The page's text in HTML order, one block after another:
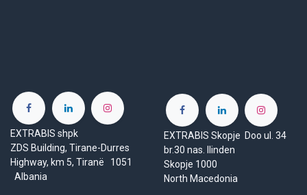
EXTRABIS shpk
ZDS Building, Tirane-Durres
Highway, km 5, Tiranë 1051
Albania
EXTRABIS Skopje Doo ul. 34
br.30 nas. Ilinden
Skopje 1000
North Macedonia